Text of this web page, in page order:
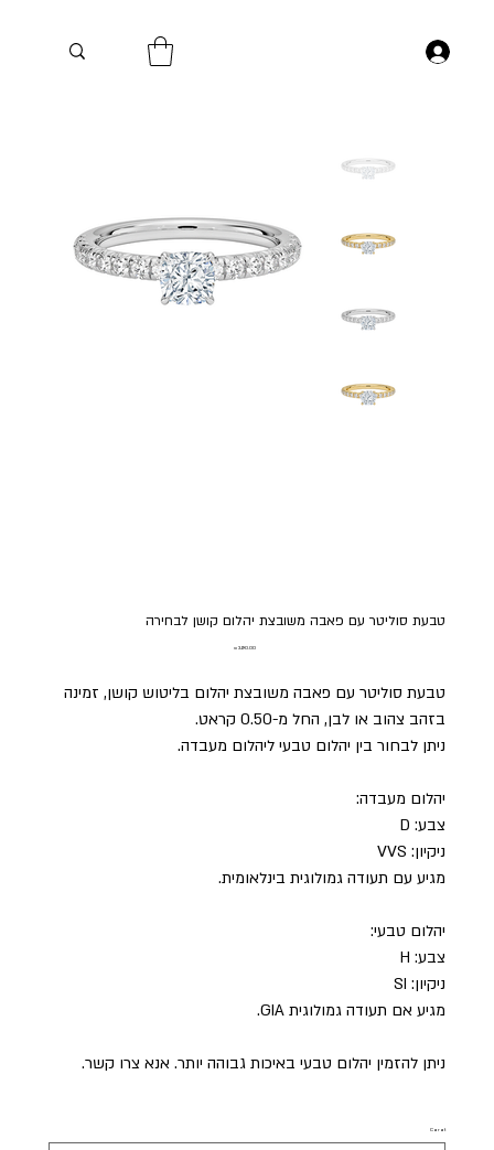
טבעת סוליטר עם פאבה משובצת יהלום קושן לבחירה
מחיר
טבעת סוליטר עם פאבה משובצת יהלום בליטוש קושן, זמינה
בזהב צהוב או לבן, החל מ-0.50 קראט.
ניתן לבחור בין יהלום טבעי ליהלום מעבדה.
יהלום מעבדה:
צבע: D
ניקיון: VVS
מגיע עם תעודה גמולוגית בינלאומית.
יהלום טבעי:
צבע: H
ניקיון: SI
מגיע אם תעודה גמולוגית GIA.
ניתן להזמין יהלום טבעי באיכות גבוהה יותר. אנא צרו קשר.
Carat